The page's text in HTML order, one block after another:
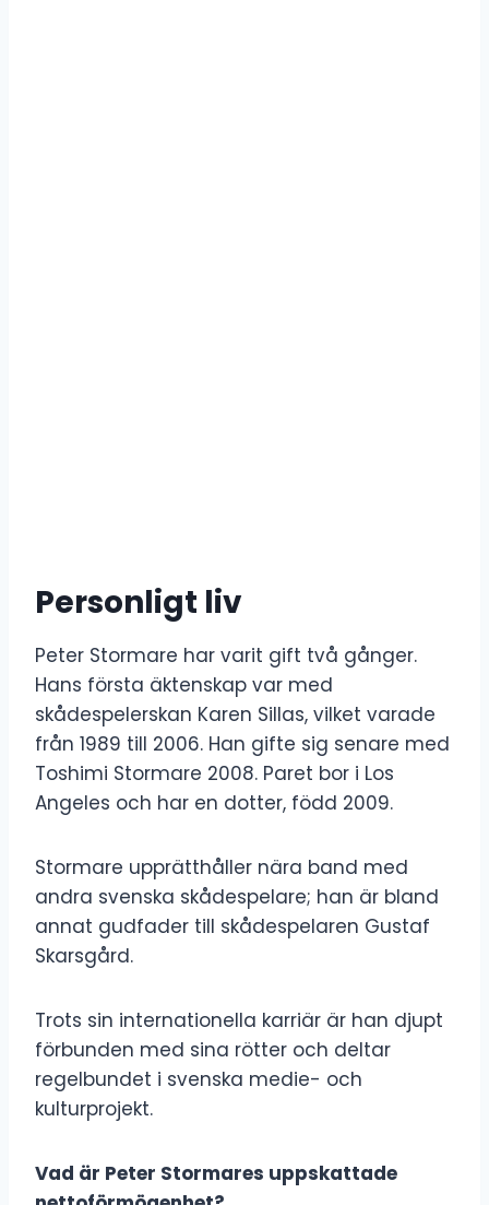
Personligt liv
Peter Stormare har varit gift två gånger.
Hans första äktenskap var med
skådespelerskan Karen Sillas, vilket varade
från 1989 till 2006. Han gifte sig senare med
Toshimi Stormare 2008. Paret bor i Los
Angeles och har en dotter, född 2009.
Stormare upprätthåller nära band med
andra svenska skådespelare; han är bland
annat gudfader till skådespelaren Gustaf
Skarsgård.
Trots sin internationella karriär är han djupt
förbunden med sina rötter och deltar
regelbundet i svenska medie- och
kulturprojekt.
Vad är Peter Stormares uppskattade